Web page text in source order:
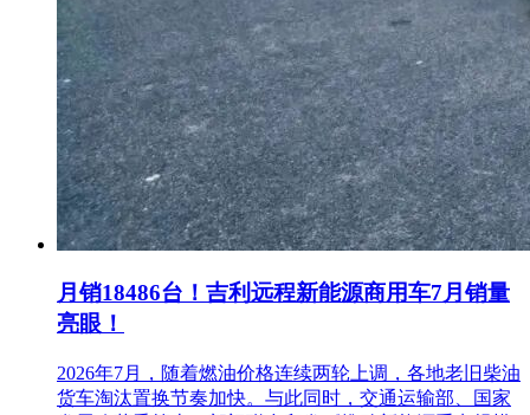
月销18486台！吉利远程新能源商用车7月销量
亮眼！
2026年7月，随着燃油价格连续两轮上调，各地老旧柴油
货车淘汰置换节奏加快。与此同时，交通运输部、国家